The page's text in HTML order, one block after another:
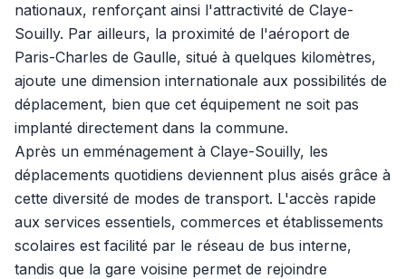
nationaux, renforçant ainsi l'attractivité de Claye-
Souilly. Par ailleurs, la proximité de l'aéroport de
Paris-Charles de Gaulle, situé à quelques kilomètres,
ajoute une dimension internationale aux possibilités de
déplacement, bien que cet équipement ne soit pas
implanté directement dans la commune.
Après un emménagement à Claye-Souilly, les
déplacements quotidiens deviennent plus aisés grâce à
cette diversité de modes de transport. L'accès rapide
aux services essentiels, commerces et établissements
scolaires est facilité par le réseau de bus interne,
tandis que la gare voisine permet de rejoindre